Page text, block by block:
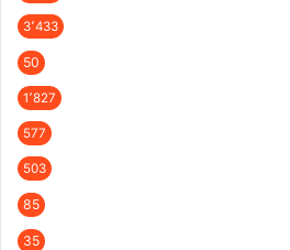
3٬433
50
1٬827
577
503
85
35